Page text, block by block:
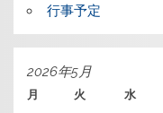
行事予定
2026年5月
月 火 水